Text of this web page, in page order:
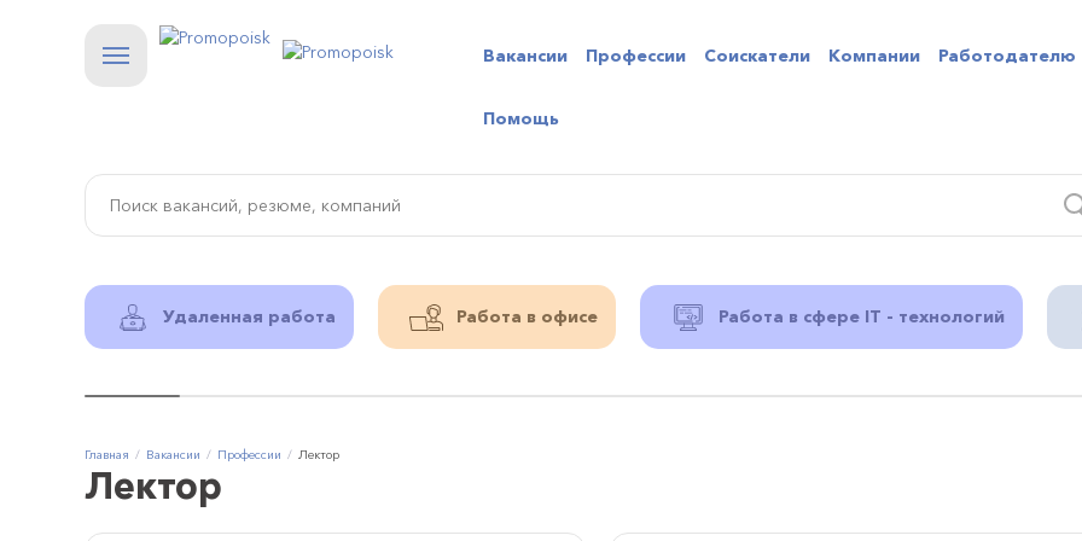
Вакансии Профессии Соискатели Компании Работодателю
Помощь
Удаленная работа Работа в офисе Работа в сфере IT - технологий
Главная Вакансии Профессии Лектор
Лектор